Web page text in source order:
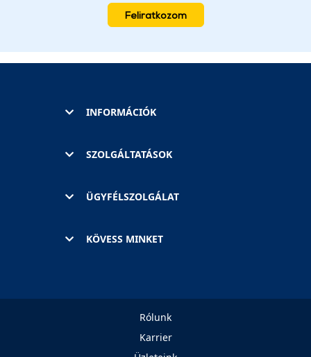
Feliratkozom
INFORMÁCIÓK
SZOLGÁLTATÁSOK
ÜGYFÉLSZOLGÁLAT
KÖVESS MINKET
Rólunk
Karrier